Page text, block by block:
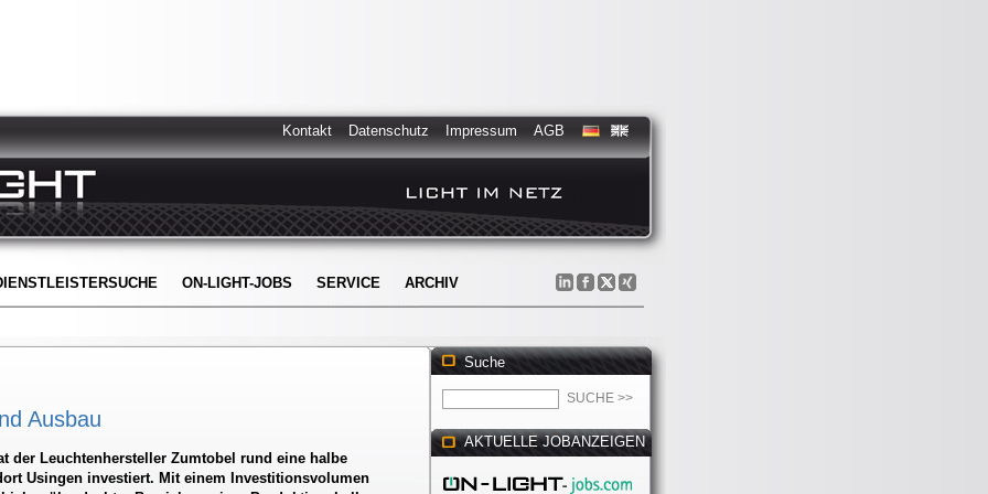
Kontakt Datenschutz Impressum AGB
ON-LIGHT-JOBS SERVICE ARCHIV
Ausbau
der Leuchtenhersteller Zumtobel rund eine halbe
Usingen investiert. Mit einem Investitionsvolumen
Suche
AKTUELLE JOBANZEIGEN